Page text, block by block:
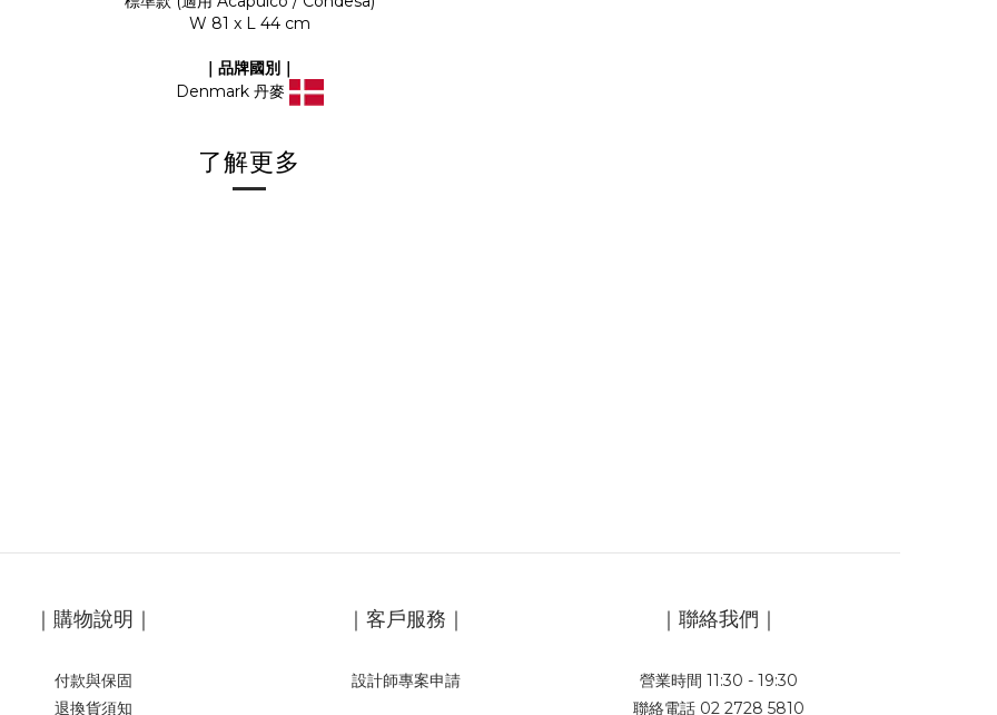
W 81 x L 44 cm
｜品牌國別｜
Denmark 丹麥
了解更多
｜購物說明｜
付款與保固
退換貨須知
｜客戶服務｜
設計師專案申請
｜聯絡我們｜
營業時間 11:30 - 19:30
聯絡電話 02 2728 5810